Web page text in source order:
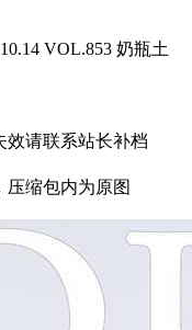
VOL.853 奶瓶土
效请联系站长补档
压缩包内为原图